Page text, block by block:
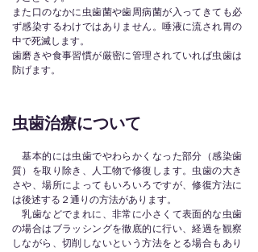
また口のなかに虫歯菌や歯周病菌が入ってきても必
ず感染するわけではありません。唾液に流され胃の
中で死滅します。
歯磨きや食事習慣が厳密に管理されていれば虫歯は
防げます。
虫歯治療について
基本的には虫歯でやわらかくなった部分（感染歯
質）を取り除き、人工物で修復します。虫歯の大き
さや、場所によってもいろいろですが、修復方法に
は後述する２通りの方法があります。
乳歯などでまれに、非常に小さくて表面的な虫歯
の場合はブラッシングを徹底的に行い、経過を観察
しながら、切削しないという方法をとる場合もあり